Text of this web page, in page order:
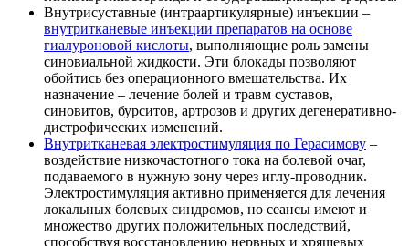
Внутрисуставные (интраартикулярные) инъекции –
внутритканевые инъекции препаратов на основе
гиалуроновой кислоты, выполняющие роль замены
синовиальной жидкости. Эти блокады позволяют
обойтись без операционного вмешательства. Их
назначение – лечение болей и травм суставов,
синовитов, бурситов, артрозов и других дегенеративно-
дистрофических изменений.
Внутритканевая электростимуляция по Герасимову –
воздействие низкочастотного тока на болевой очаг,
подаваемого в нужную зону через иглу-проводник.
Электростимуляция активно применяется для лечения
локальных болевых синдромов, но сеансы имеют и
множество других положительных последствий,
способствуя восстановлению нервных и хрящевых